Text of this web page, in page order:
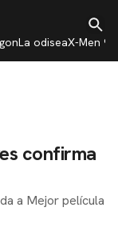
La odiseaX-Men 97
confirma
a Mejor película